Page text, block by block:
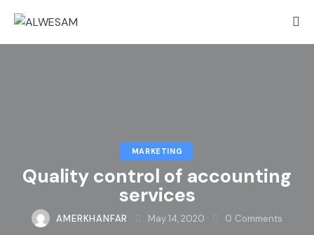
MARKETING
Quality control of accounting
services
AMERKHANFAR May 14, 2020 0 Comments